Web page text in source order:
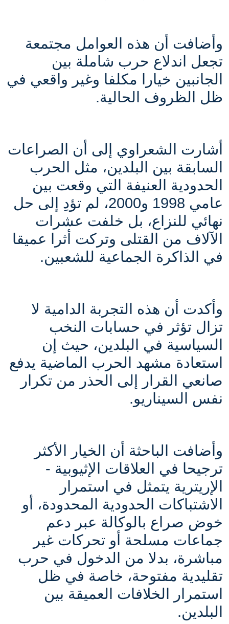
وأضافت أن هذه العوامل مجتمعة
تجعل اندلاع حرب شاملة بين
الجانبين خيارا مكلفا وغير واقعي في
ظل الظروف الحالية.
أشارت الشعراوي إلى أن الصراعات
السابقة بين البلدين، مثل الحرب
الحدودية العنيفة التي وقعت بين
عامي 1998 و2000، لم تؤدِ إلى حل
نهائي للنزاع، بل خلفت عشرات
الآلاف من القتلى وتركت أثرا عميقا
في الذاكرة الجماعية للشعبين.
وأكدت أن هذه التجربة الدامية لا
تزال تؤثر في حسابات النخب
السياسية في البلدين، حيث إن
استعادة مشهد الحرب الماضية يدفع
صانعي القرار إلى الحذر من تكرار
نفس السيناريو.
وأضافت الباحثة أن الخيار الأكثر
ترجيحا في العلاقات الإثيوبية -
الإريترية يتمثل في استمرار
الاشتباكات الحدودية المحدودة، أو
خوض صراع بالوكالة عبر دعم
جماعات مسلحة أو تحركات غير
مباشرة، بدلا من الدخول في حرب
تقليدية مفتوحة، خاصة في ظل
استمرار الخلافات العميقة بين
البلدين.